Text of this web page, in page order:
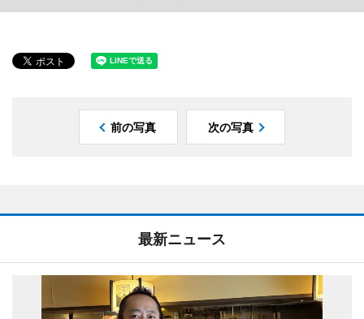
前の写真 次の写真
最新ニュース